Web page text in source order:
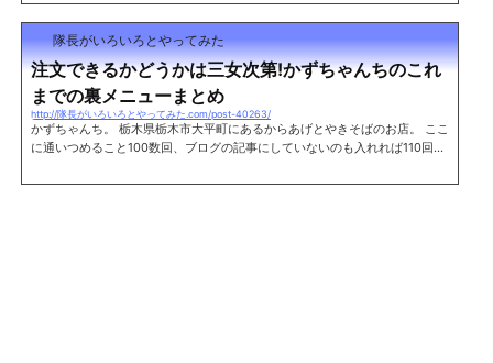
隊長がいろいろとやってみた
注文できるかどうかは三女次第!かずちゃんちのこれ
までの裏メニューまとめ
http://隊長がいろいろとやってみた.com/post-40263/
かずちゃんち。 栃木県栃木市大平町にあるからあげとやきそばのお店。 ここ
に通いつめること100数回、ブログの記事にしていないのも入れれば110回は
思うかもしれないが、やはり気軽に立ち寄れるスタイルであるということと